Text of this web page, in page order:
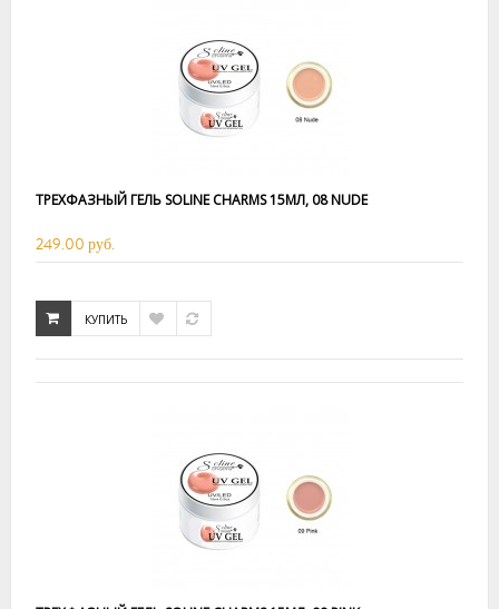
ТРЕХФАЗНЫЙ ГЕЛЬ SOLINE CHARMS 15МЛ, 08 NUDE
249.00 руб.
КУПИТЬ